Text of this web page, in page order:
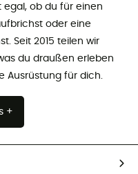
egal, ob du für einen
oder eine
Seit 2015 teilen wir
du draußen erleben
Ausrüstung für dich.
+